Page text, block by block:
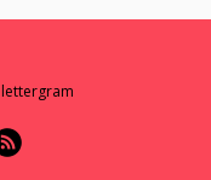
lettergram